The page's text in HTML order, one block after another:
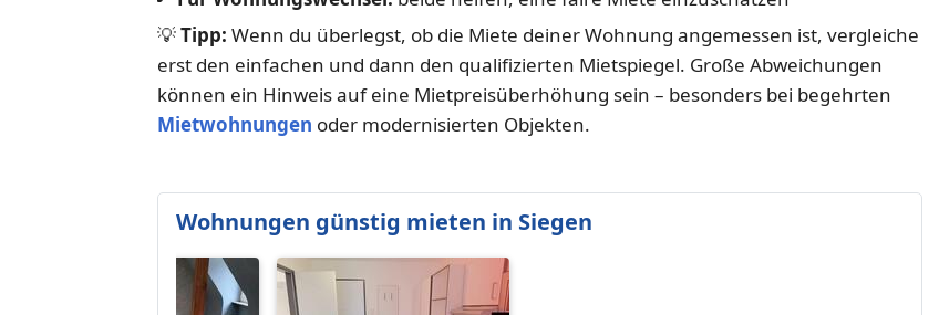
💡Tipp: Wenn du überlegst, ob die Miete deiner Wohnung angemessen ist, vergleiche
erst den einfachen und dann den qualifizierten Mietspiegel. Große Abweichungen
können ein Hinweis auf eine Mietpreisüberhöhung sein – besonders bei begehrten
Mietwohnungen oder modernisierten Objekten.
Wohnungen günstig mieten in Siegen